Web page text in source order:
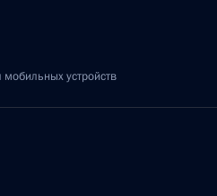
устройств